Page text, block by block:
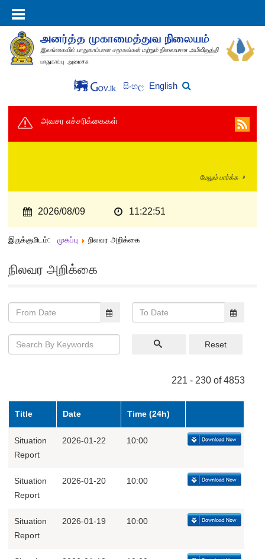
සිංහල English
அவசர எச்சரிக்கைகள்
மேலும் பார்க்க
2026/08/09 11:22:51
இருக்குமிடம்: முகப்பு நிலவர அறிக்கை
நிலவர அறிக்கை
Reset
221 - 230 of 4853
Title Date Time (24h)
Situation
Report
2026-01-22 10:00
Situation
Report
2026-01-20 10:00
Situation
Report
2026-01-19 10:00